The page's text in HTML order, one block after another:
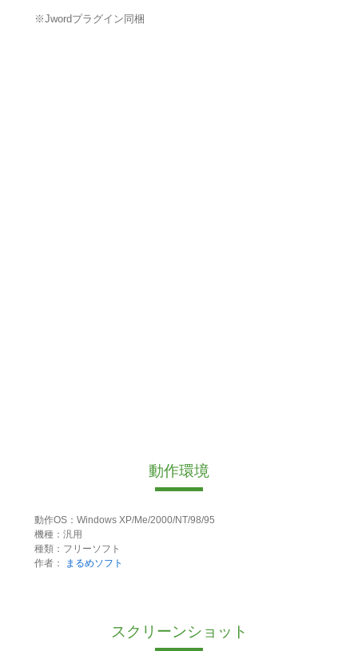
※Jwordプラグイン同梱
動作環境
動作OS：Windows XP/Me/2000/NT/98/95
機種：汎用
種類：フリーソフト
作者：
まるめソフト
スクリーンショット